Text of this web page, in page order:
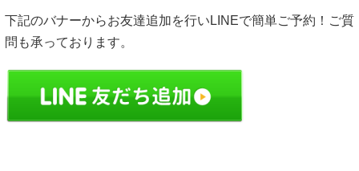
下記のバナーからお友達追加を行いLINEで簡単ご予約！ご質
問も承っております。